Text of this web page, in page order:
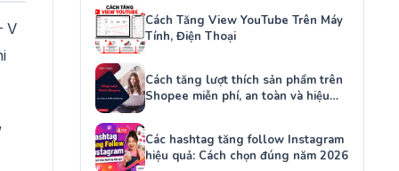
V
Cách Tăng View YouTube Trên Máy
Tính, Điện Thoại
Cách tăng lượt thích sản phẩm trên
Shopee miễn phí, an toàn và hiệu
quả
Các hashtag tăng follow Instagram
hiệu quả: Cách chọn đúng năm 2026